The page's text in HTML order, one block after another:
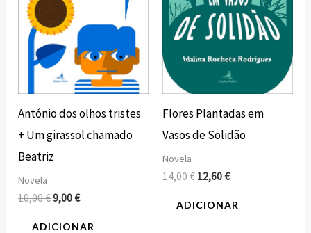
António dos olhos tristes
+ Um girassol chamado
Beatriz
Novela
10,00€9,00€
ADICIONAR
Flores Plantadas em
Vasos de Solidão
Novela
14,00€ 12,60€
ADICIONAR